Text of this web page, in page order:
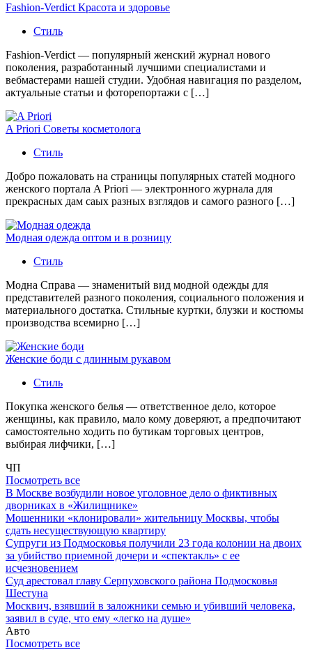
Fashion-Verdict Красота и здоровье
Стиль
Fashion-Verdict — популярный женский журнал нового
поколения, разработанный лучшими специалистами и
вебмастерами нашей студии. Удобная навигация по разделом,
актуальные статьи и фоторепортажи с […]
A Priori Советы косметолога
Стиль
Добро пожаловать на страницы популярных статей модного
женского портала A Priori — электронного журнала для
прекрасных дам саых разных взглядов и самого разного […]
Модная одежда оптом и в розницу
Стиль
Модна Справа — знаменитый вид модной одежды для
представителей разного поколения, социального положения и
материального достатка. Стильные куртки, блузки и костюмы
производства всемирно […]
Женские боди с длинным рукавом
Стиль
Покупка женского белья — ответственное дело, которое
женщины, как правило, мало кому доверяют, а предпочитают
самостоятельно ходить по бутикам торговых центров,
выбирая лифчики, […]
ЧП
Посмотреть все
В Москве возбудили новое уголовное дело о фиктивных
дворниках в «Жилищнике»
Мошенники «клонировали» жительницу Москвы, чтобы
сдать несуществующую квартиру
Супруги из Подмосковья получили 23 года колонии на двоих
за убийство приемной дочери и «спектакль» с ее
исчезновением
Суд арестовал главу Серпуховского района Подмосковья
Шестуна
Москвич, взявший в заложники семью и убивший человека,
заявил в суде, что ему «легко на душе»
Авто
Посмотреть все